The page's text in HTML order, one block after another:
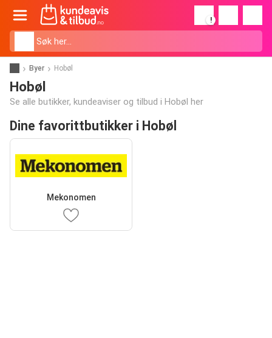
!
Byer Hobøl
Hobøl
Se alle butikker, kundeaviser og tilbud i Hobøl her
Dine favorittbutikker i Hobøl
Mekonomen